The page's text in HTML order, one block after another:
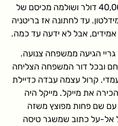
החתונה של קייט עלתה 40,000 דולר ושולמה מכיסם של
עד לחתונה אז בריטניה
אמידים, אבל לא ידעה עד כמה.
הגיעה ממשפחה צנועה.
ובכל דור המשפחה הצליחה
קרול עצמה עבדה כדיילת
את מייקל. מייקל היה
עם שם פחות מפוצץ משזה
אל-על כתוב שמשגר טיסה